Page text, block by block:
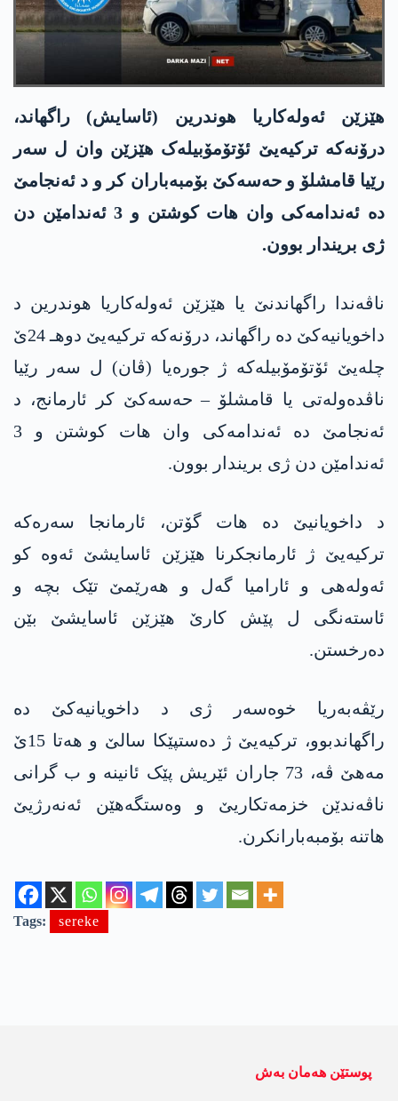
هێزێن ئەولەکاریا هوندرین (ئاسایش) راگهاند،
درۆنەکە ترکیەیێ ئۆتۆمۆبیلەک هێزێن وان ل سەر
رێیا قامشلۆ و حەسەکێ بۆمبەباران کر و د ئەنجامێ
دە ئەندامەکی وان هات کوشتن و 3 ئەندامێن دن
ژی بریندار بوون.
ناڤەندا راگهاندنێ یا هێزێن ئەولەکاریا هوندرین د
داخویانیەکێ دە راگهاند، درۆنەکە ترکیەیێ دوهـ 24ێ
چلەیێ ئۆتۆمۆبیلەکە ژ جورەیا (ڤان) ل سەر رێیا
ناڤدەولەتی یا قامشلۆ – حەسەکێ کر ئارمانج، د
ئەنجامێ دە ئەندامەکی وان هات کوشتن و 3
ئەندامێن دن ژی بریندار بوون.
د داخویانیێ دە هات گۆتن، ئارمانجا سەرەکە
ترکیەیێ ژ ئارمانجکرنا هێزێن ئاسایشێ ئەوە کو
ئەولەهی و ئارامیا گەل و هەرێمێ تێک بچە و
ئاستەنگی ل پێش کارێ هێزێن ئاسایشێ بێن
دەرخستن.
رێڤەبەریا خوەسەر ژی د داخویانیەکێ دە
راگهاندبوو، ترکیەیێ ژ دەستپێکا سالێ و هەتا 15ێ
مەهێ ڤە، 73 جاران ئێریش پێک ئانینە و ب گرانی
ناڤەندێن خزمەتکاریێ و وەستگەهێن ئەنەرژیێ
هاتنە بۆمبەبارانکرن.
Tags: sereke
پوستێن ھەمان بەش